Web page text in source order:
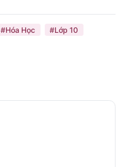
#Hóa Học
#Lớp 10